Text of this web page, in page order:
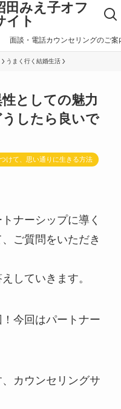
田みえ子オフ
イト
面談・電話カウンセリングのご案
うまく行く結婚生活
性としての魅力
したら良いで
けて、思い通りに生きる方法
ナーシップに導く
ご質問をいただき
していきます。
今回はパートナー
カウンセリングサ